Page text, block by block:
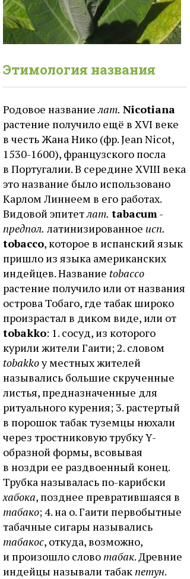
Этимология названия
Родовое названиелат. Nicotiana
растение получило ещё в XVI веке
в честь Жана Нико (фр. Jean Nicot,
1530-1600), французского посла
в Португалии. В середине XVIII века
это название было использовано
Карлом Линнеем в его работах.
Видовой эпитетлат. tabacum-
предпол. латинизированное исп.
tobacco, которое в испанский язык
пришло из языка американских
индейцев. Название tobacco
растение получило или от названия
острова Тобаго, где табак широко
произрастал в диком виде, или от
tobakko: 1. сосуд, из которого
курили жители Гаити; 2. словом
tobakkoу местных жителей
назывались большие скрученные
листья, предназначенные для
ритуального курения; 3. растертый
в порошок табак туземцы нюхали
через тростниковую трубку Y-
образной формы, всовывая
в ноздри ее раздвоенный конец.
Трубка называлась по-карибски
хабока, позднее превратившаяся в
табако; 4. на о. Гаити первобытные
табачные сигары назывались
табакос, откуда, возможно,
и произошло словотабак. Древние
индейцы называли табакпетун.